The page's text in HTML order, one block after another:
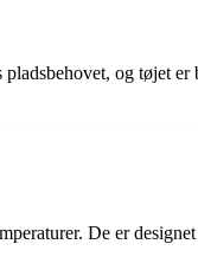
og tøjet er
De er